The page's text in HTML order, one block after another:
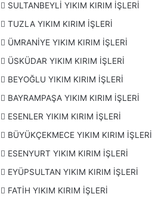
SULTANBEYLİ YIKIM KIRIM İŞLERİ
TUZLA YIKIM KIRIM İŞLERİ
ÜMRANİYE YIKIM KIRIM İŞLERİ
ÜSKÜDAR YIKIM KIRIM İŞLERİ
BEYOĞLU YIKIM KIRIM İŞLERİ
BAYRAMPAŞA YIKIM KIRIM İŞLERİ
ESENLER YIKIM KIRIM İŞLERİ
BÜYÜKÇEKMECE YIKIM KIRIM İŞLERİ
ESENYURT YIKIM KIRIM İŞLERİ
EYÜPSULTAN YIKIM KIRIM İŞLERİ
FATİH YIKIM KIRIM İŞLERİ